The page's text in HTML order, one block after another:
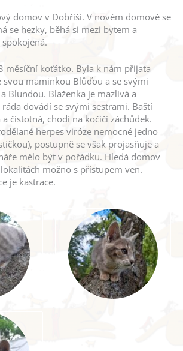
domov v Dobříši. V novém domově se
se hezky, běhá si mezi bytem a
měsíční koťátko. Byla k nám přijata
svou maminkou Blůďou a se svými
Blundou. Blaženka je mazlivá a
dovádí se svými sestrami. Baští
čistotná, chodí na kočičí záchůdek.
herpes viróze nemocné jedno
postupně se však projasňuje a
mělo být v pořádku. Hledá domov
možno s přístupem ven.
je kastrace.